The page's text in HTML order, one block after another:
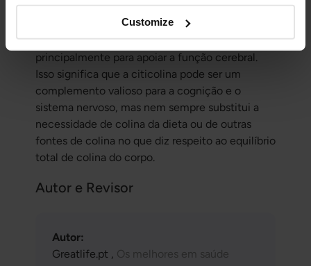
Customize
atende às necessidades mais básicas do corpo,
como a função hepática e a estrutura celular em
todo o organismo, a citicolina é usada
principalmente para apoiar a função cerebral.
Isso significa que a citicolina pode ser um
complemento valioso para a cognição e o
sistema nervoso, mas nem sempre substitui a
necessidade de colina da dieta ou de outras
fontes de colina no que diz respeito ao equilíbrio
total de colina do corpo.
Autor e Revisor
Autor:
Greatlife.pt , Os melhores em saúde